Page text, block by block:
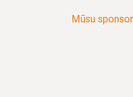
Mūsu